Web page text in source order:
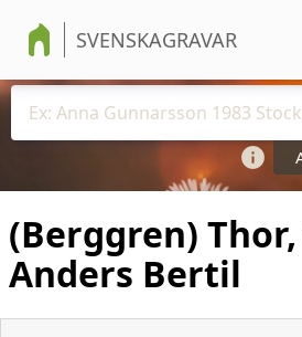
SVENSKAGRAVAR
(Berggren)
Anders Bertil